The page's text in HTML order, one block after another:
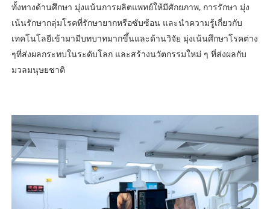
ทั้งทางด้านศึกษา มุ่งแน้นการผลิตแพทย์ให้มีศักยภาพ, การรักษา มุ่ง
เน้นรักษากลุ่มโรคที่รักษายากหรือซับซ้อน และนำความรู้เกี่ยวกับ
เทคโนโลยีเข้ามามีบทบาทมากขึ้นและด้านวิจัย มุ่งเน้นศึกษาโรคต่าง
ๆที่ส่งผลกระทบในระดับโลก และสร้างนวัตกรรมใหม่ ๆ ที่ส่งผลกับ
มวลมนุษยชาติ